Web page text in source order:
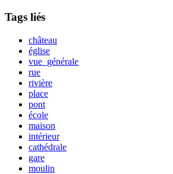
Tags liés
château
église
vue_générale
rue
rivière
place
pont
école
maison
intérieur
cathédrale
gare
moulin